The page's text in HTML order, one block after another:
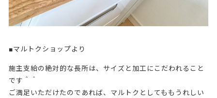
■マルトクショップより
施主支給の絶対的な長所は、サイズと加工にこだわれること
です＾＾
ご満足いただけたのであれば、マルトクとしてももうれしい